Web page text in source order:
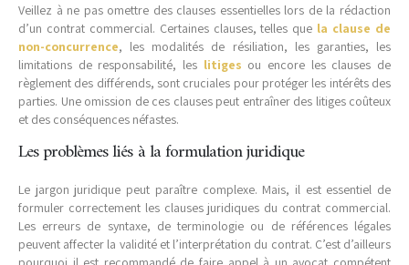
Veillez à ne pas omettre des clauses essentielles lors de la rédaction
d’un contrat commercial. Certaines clauses, telles que la clause de
non-concurrence, les modalités de résiliation, les garanties, les
limitations de responsabilité, les litiges ou encore les clauses de
règlement des différends, sont cruciales pour protéger les intérêts des
parties. Une omission de ces clauses peut entraîner des litiges coûteux
et des conséquences néfastes.
Les problèmes liés à la formulation juridique
Le jargon juridique peut paraître complexe. Mais, il est essentiel de
formuler correctement les clauses juridiques du contrat commercial.
Les erreurs de syntaxe, de terminologie ou de références légales
peuvent affecter la validité et l’interprétation du contrat. C’est d’ailleurs